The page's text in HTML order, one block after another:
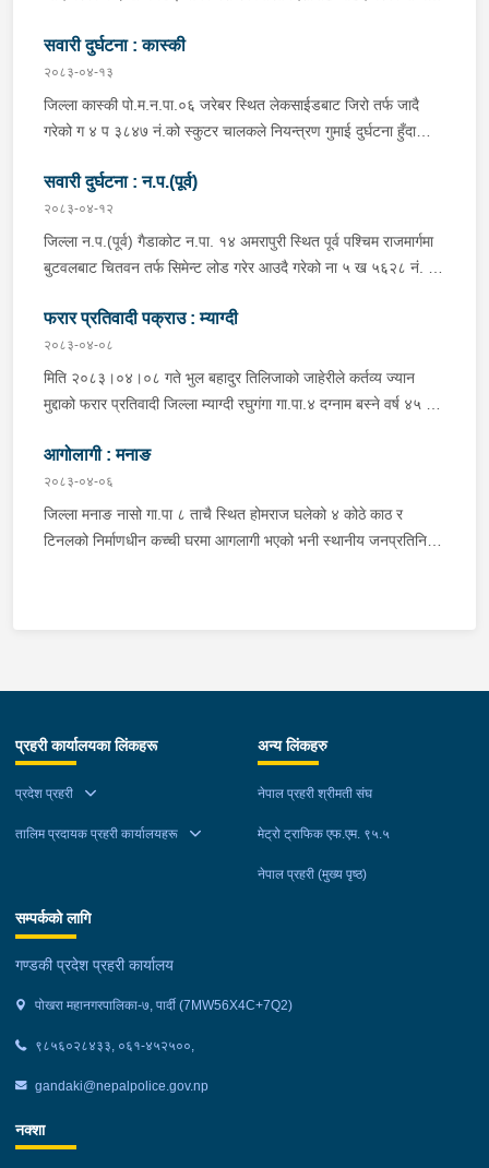
भइरहेको ।
जिल्ला गोरखा सहिदलखन गा.पा.१ बक्राङ बस्ने वर्ष ३४ को विवश वि.क,
सवार वर्ष २७ को शंकर बिश्वकर्मा, शंकर वि.क को छोरी १५ महिनाकी प्रभा
विश्वकर्मा, बस चालक जिल्ला गोरखा पालुङटार न.पा.६ बस्ने वर्ष ३० को
मिलन गुरुङ. गोरखा न.पा.१३ देउराली बस्ने वर्ष ४२ को कृष्णा राम नराल
पठाएको ।
सवारी दुर्घटना : कास्की
२०८३-०४-१३
जिल्ला कास्की पो.म.न.पा.०६ जरेबर स्थित लेकसाईडबाट जिरो तर्फ जादै
गरेको ग ४ प ३८४७ नं.को स्कुटर चालकले नियन्त्रण गुमाई दुर्घटना हुँदा
अर्चलबोट बस्ने बर्ष २४ कि शान्ति नेपाली घाईते भई उपचारको लागि G.M.C
अस्पताल पठाइएको ।
सवारी दुर्घटना : न.प.(पूर्व)
२०८३-०४-१२
जिल्ला न.प.(पूर्व) गैडाकोट न.पा. १४ अमरापुरी स्थित पूर्व पश्चिम राजमार्गमा
बुटवलबाट चितवन तर्फ सिमेन्ट लोड गरेर आउदै गरेको ना ५ ख ५६२८ नं. को
प ८९४३ नं. को मोटरसाइकल एक आपसमा ठक्कर खाई दुर्घटना हुँदा
मोटरसाइकल चालक जिल्ला मोरङ बिराटनगर म.न.पा. वडा न. १३ बस्ने बर्ष
३० को अभिषेक कुमार पण्डित घाईते भई उपचारको लागी एलआईभ अस्पताल
चितवन पठाएको, मोटरसाइकल,ट्रक र ट्रक चालक जिल्ला न.प.पुर्व देवचुली
लिईएको ।
फरार प्रतिवादी पक्राउ : म्याग्दी
२०८३-०४-०८
मिति २०८३।०४।०८ गते भुल बहादुर तिलिजाको जाहेरीले कर्तव्य ज्यान
मुद्दाको फरार प्रतिवादी जिल्ला म्याग्दी रघुगंगा गा.पा.४ दग्नाम बस्ने वर्ष ४५ को
म्याग्दी आक्रमणमा कारागारबाट फरार भएकोमा सम्मानित जिल्ला अदालत
म्याग्दीको फैसलाले २० बर्ष कैद सजाय तोकिई १९ वर्ष ७ महिना कैद सजाए
भुक्तान गर्न बाँकी रहेको फरार प्रतिवादीलाई निजको वतन देखी ५ कि.मि.
टाढा लेकमा रहेको गोठमा लुकेर बसिरहेको अवस्थामा जि.प्र.का.म्याग्दीबाट
आगोलागी : मनाङ
२०८३-०४-०६
जिल्ला मनाङ नासो गा.पा ८ ताचै स्थित होमराज घलेको ४ कोठे काठ र
टिनलको निर्माणधीन कच्ची घरमा आगलागी भएको भनी स्थानीय जनप्रतिनिधि
प्रहरी कार्यालयका लिंकहरू
प्रदेश प्रहरी
तालिम प्रदायक प्रहरी कार्यालयहरू
अन्य लिंकहरु
नेपाल प्रहरी श्रीमती संघ
मेट्रो ट्राफिक एफ.एम. ९५.५
नेपाल प्रहरी (मुख्य पृष्ठ)
सम्पर्कको लागि
गण्डकी प्रदेश प्रहरी कार्यालय
पोखरा महानगरपालिका-७, पार्दी (7MW56X4C+7Q2)
९८५६०२८४३३, ०६१-४५२५००,
gandaki@nepalpolice.gov.np
नक्शा